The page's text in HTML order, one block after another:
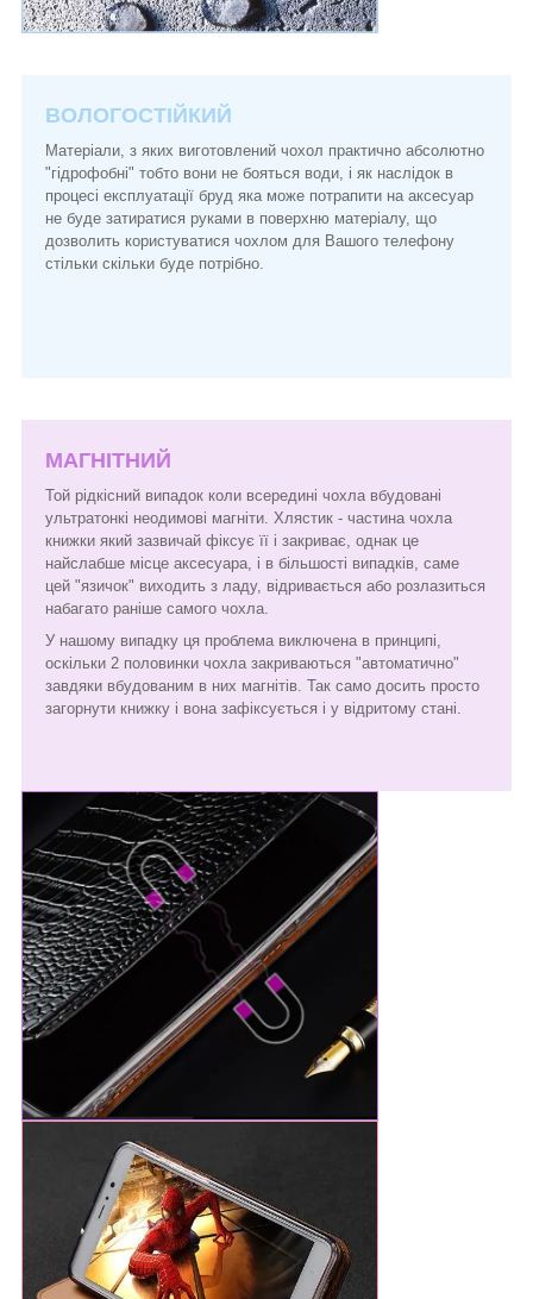
ВОЛОГОСТІЙКИЙ
Матеріали, з яких виготовлений чохол практично абсолютно
"гідрофобні" тобто вони не бояться води, і як наслідок в
процесі експлуатації бруд яка може потрапити на аксесуар
не буде затиратися руками в поверхню матеріалу, що
дозволить користуватися чохлом для Вашого телефону
стільки скільки буде потрібно.
МАГНІТНИЙ
Той рідкісний випадок коли всередині чохла вбудовані
ультратонкі неодимові магніти. Хлястик - частина чохла
книжки який зазвичай фіксує її і закриває, однак це
найслабше місце аксесуара, і в більшості випадків, саме
цей "язичок" виходить з ладу, відривається або розлазиться
набагато раніше самого чохла.
У нашому випадку ця проблема виключена в принципі,
оскільки 2 половинки чохла закриваються "автоматично"
завдяки вбудованим в них магнітів. Так само досить просто
загорнути книжку і вона зафіксується і у відритому стані.